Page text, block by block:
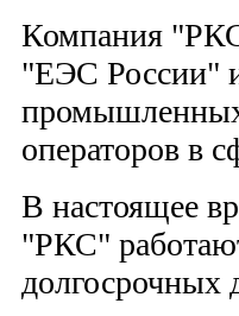
Компания
"ЕЭС России"
операторов в
В настоящее
"РКС"
долгосрочных